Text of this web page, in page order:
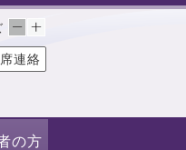
連絡
の方